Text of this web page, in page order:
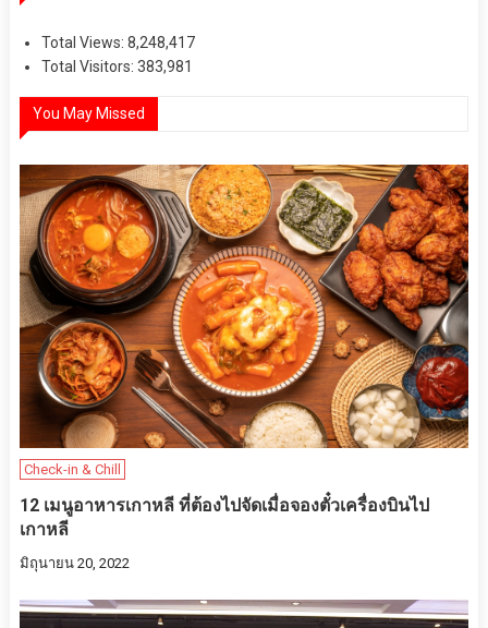
Total Views: 8,248,417
Total Visitors: 383,981
You May Missed
Check-in & Chill
12 เมนูอาหารเกาหลี ที่ต้องไปจัดเมื่อจองตั๋วเครื่องบินไป
เกาหลี
มิถุนายน 20, 2022